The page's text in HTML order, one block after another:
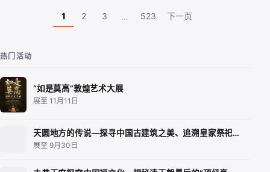
1 2 3 … 523 下一页
热门活动
“如是莫高”敦煌艺术大展
展至 11月11日
天圆地方的传说—探寻中国古建筑之美、追溯皇家祭祀…
展至 9月30日